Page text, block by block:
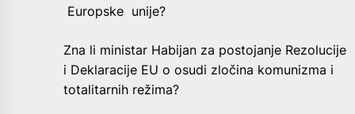
Europske unije?
Zna li ministar Habijan za postojanje Rezolucije
i Deklaracije EU o osudi zločina komunizma i
totalitarnih režima?